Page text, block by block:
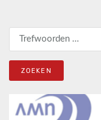
Zoeken naar: